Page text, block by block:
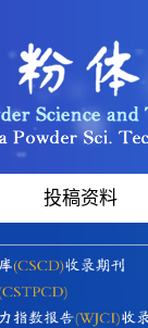
投稿资料